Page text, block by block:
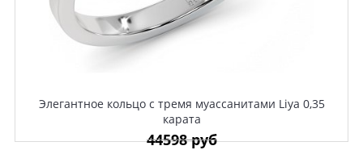
Элегантное кольцо с тремя муассанитами Liya 0,35
карата
44598 руб